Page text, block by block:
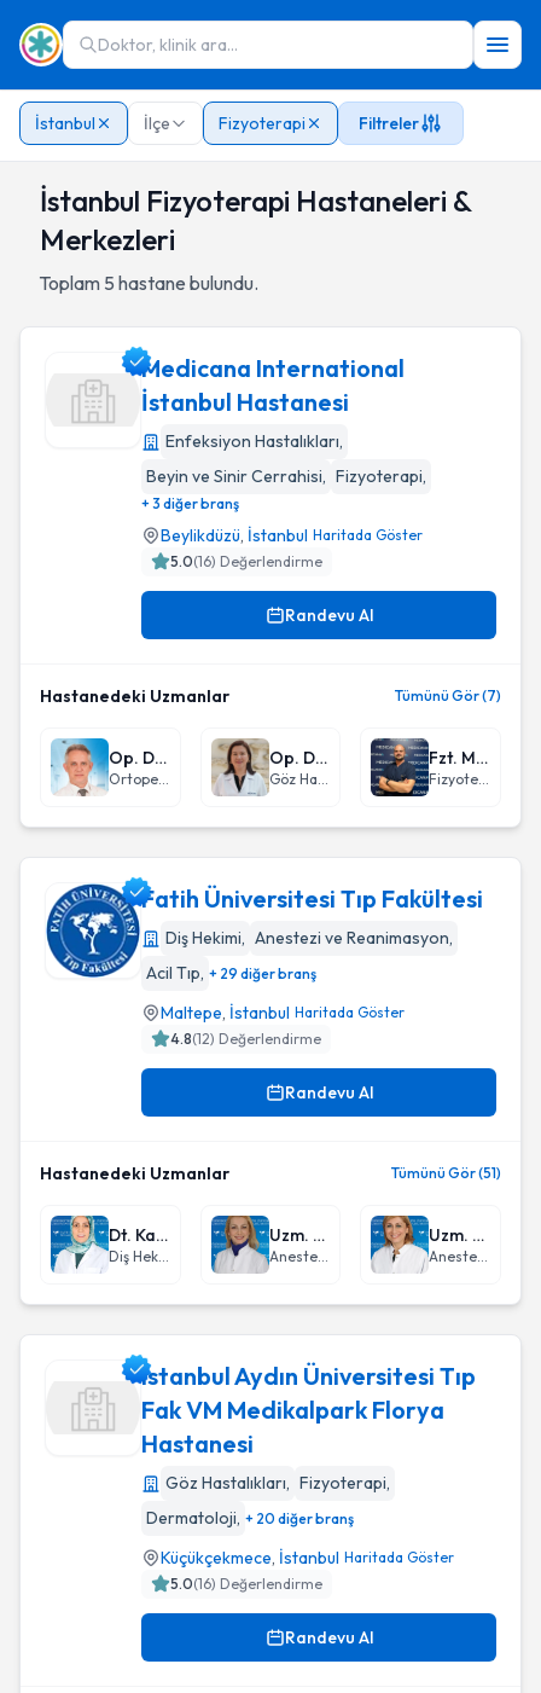
Doktor, klinik ara...
İstanbul İlçe Fizyoterapi Filtreler
İstanbul Fizyoterapi Hastaneleri &
Merkezleri
Toplam 5 hastane bulundu.
Medicana International
İstanbul Hastanesi
Enfeksiyon Hastalıkları,
Beyin ve Sinir Cerrahisi, Fizyoterapi,
+ 3 diğer branş
Beylikdüzü, İstanbul Haritada Göster
5.0(16) Değerlendirme
Randevu Al
Hastanedeki Uzmanlar Tümünü Gör (7)
Op. Dr. Eşref Gürsel
Ortopedi ve Travmatoloji
Op. Dr. Meliha Cinali
Göz Hastalıkları
Fzt. Mehti Cenker
Fizyoterapi
Fatih Üniversitesi Tıp Fakültesi
Diş Hekimi, Anestezi ve Reanimasyon,
Acil Tıp, + 29 diğer branş
Maltepe, İstanbul Haritada Göster
4.8(12) Değerlendirme
Randevu Al
Hastanedeki Uzmanlar Tümünü Gör (51)
Dt. Kamuran Sürmen
Diş Hekimi
Uzm. Dr. Nergis Ataol
Anestezi ve Reanimasyon
Uzm. Dr. Sevim İndelen
Anestezi ve Reanimasyon
istanbul Aydın Üniversitesi Tıp
Fak VM Medikalpark Florya
Hastanesi
Göz Hastalıkları, Fizyoterapi,
Dermatoloji, + 20 diğer branş
Küçükçekmece, İstanbul Haritada Göster
5.0(16) Değerlendirme
Randevu Al